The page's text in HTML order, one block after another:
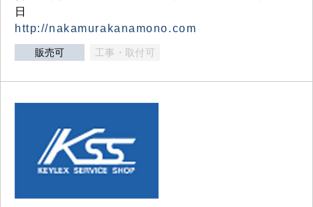
日
http://nakamurakanamono.com
販売可 工事・取付可